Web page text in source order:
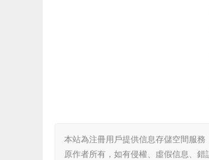
本站為注冊用戶提供信息存儲空間服
原作者所有，如有侵權、虛假信息、